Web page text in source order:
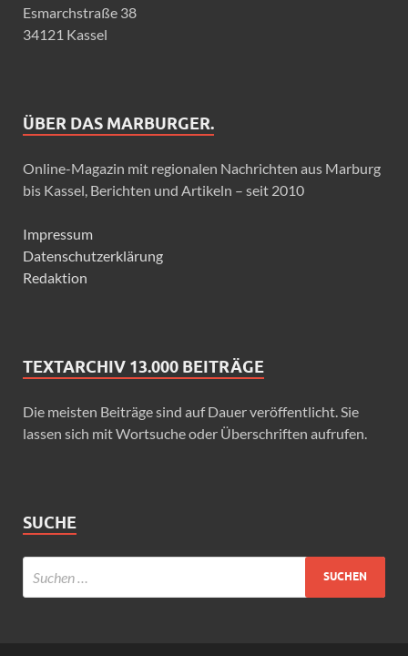
Esmarchstraße 38
34121 Kassel
ÜBER DAS MARBURGER.
Online-Magazin mit regionalen Nachrichten aus Marburg
bis Kassel, Berichten und Artikeln – seit 2010
Impressum
Datenschutzerklärung
Redaktion
TEXTARCHIV 13.000 BEITRÄGE
Die meisten Beiträge sind auf Dauer veröffentlicht. Sie
lassen sich mit Wortsuche oder Überschriften aufrufen.
SUCHE